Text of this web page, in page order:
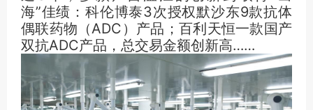
海”佳绩：科伦博泰3次授权默沙东9款抗体
偶联药物（ADC）产品；百利天恒一款国产
双抗ADC产品，总交易金额创新高……